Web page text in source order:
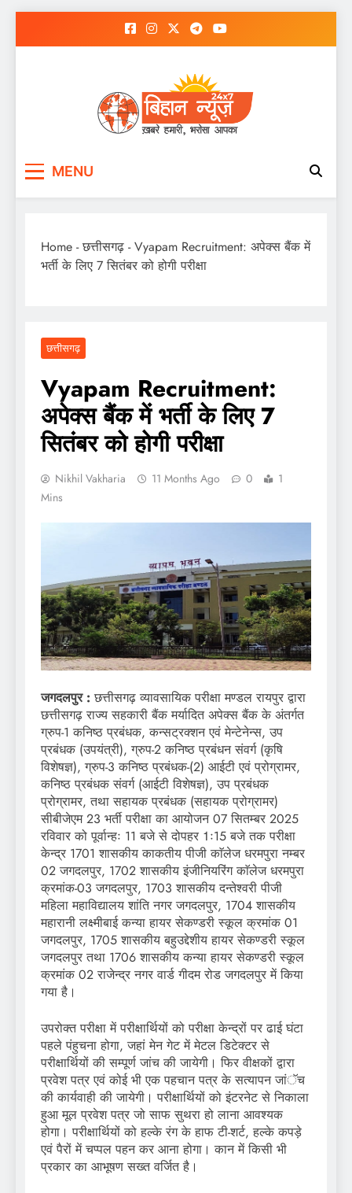
MENU
Home -छत्तीसगढ़ -Vyapam Recruitment: अपेक्स बैंक में
भर्ती के लिए 7 सितंबर को होगी परीक्षा
छत्तीसगढ़
Vyapam Recruitment:
अपेक्स बैंक में भर्ती के लिए 7
सितंबर को होगी परीक्षा
Nikhil Vakharia 11 Months Ago 0
1
Mins
जगदलपुर : छत्तीसगढ़ व्यावसायिक परीक्षा मण्डल रायपुर द्वारा
छत्तीसगढ़ राज्य सहकारी बैंक मर्यादित अपेक्स बैंक के अंतर्गत
ग्रुप-1 कनिष्ठ प्रबंधक, कन्सट्रक्शन एवं मेन्टेनेन्स, उप
प्रबंधक (उपयंत्री), ग्रुप-2 कनिष्ठ प्रबंधन संवर्ग (कृषि
विशेषज्ञ), ग्रुप-3 कनिष्ठ प्रबंधक-(2) आईटी एवं प्रोग्रामर,
कनिष्ठ प्रबंधक संवर्ग (आईटी विशेषज्ञ), उप प्रबंधक
प्रोग्रामर, तथा सहायक प्रबंधक (सहायक प्रोग्रामर)
सीबीजेएम 23 भर्ती परीक्षा का आयोजन 07 सितम्बर 2025
रविवार को पूर्वान्हः 11 बजे से दोपहर 1ः15 बजे तक परीक्षा
केन्द्र 1701 शासकीय काकतीय पीजी काॅलेज धरमपुरा नम्बर
02 जगदलपुर, 1702 शासकीय इंजीनियरिंग काॅलेज धरमपुरा
क्रमांक-03 जगदलपुर, 1703 शासकीय दन्तेश्वरी पीजी
महिला महाविद्यालय शांति नगर जगदलपुर, 1704 शासकीय
महारानी लक्ष्मीबाई कन्या हायर सेकण्डरी स्कूल क्रमांक 01
जगदलपुर, 1705 शासकीय बहुउद्देशीय हायर सेकण्डरी स्कूल
जगदलपुर तथा 1706 शासकीय कन्या हायर सेकण्डरी स्कूल
क्रमांक 02 राजेन्द्र नगर वार्ड गीदम रोड जगदलपुर में किया
गया है।
उपरोक्त परीक्षा में परीक्षार्थियों को परीक्षा केन्द्रों पर ढाई घंटा
पहले पंहुचना होगा, जहां मेन गेट में मेटल डिटेक्टर से
परीक्षार्थियों की सम्पूर्ण जांच की जायेगी। फिर वीक्षकों द्वारा
प्रवेश पत्र एवं कोई भी एक पहचान पत्र के सत्यापन जांॅच
की कार्यवाही की जायेगी। परीक्षार्थियों को इंटरनेट से निकाला
हुआ मूल प्रवेश पत्र जो साफ सुथरा हो लाना आवश्यक
होगा। परीक्षार्थियों को हल्के रंग के हाफ टी-शर्ट, हल्के कपड़े
एवं पैरों में चप्पल पहन कर आना होगा। कान में किसी भी
प्रकार का आभूषण सख्त वर्जित है।